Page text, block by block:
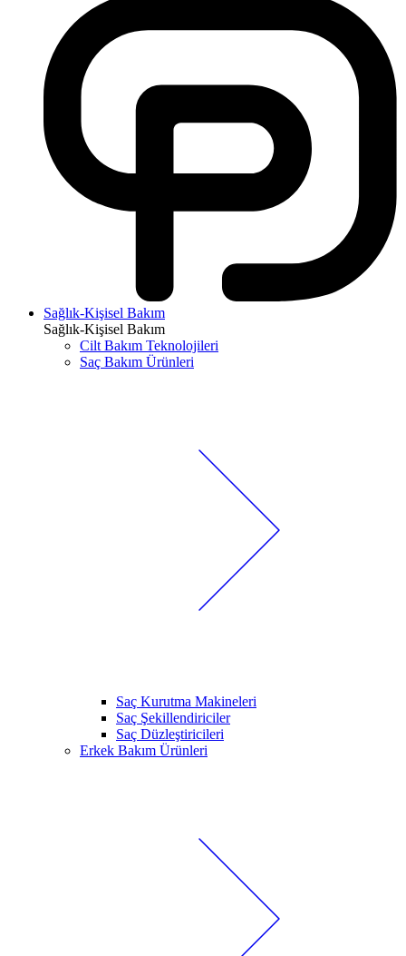
Sağlık-Kişisel Bakım
Sağlık-Kişisel Bakım
Cilt Bakım Teknolojileri
Saç Bakım Ürünleri
Saç Kurutma Makineleri
Saç Şekillendiriciler
Saç Düzleştiricileri
Erkek Bakım Ürünleri